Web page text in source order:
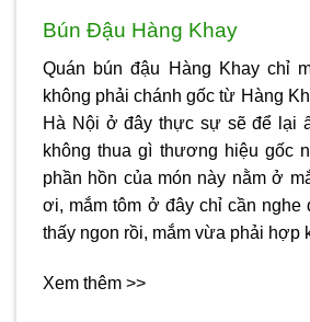
Bún Đậu Hàng Khay
Quán bún đậu Hàng Khay chỉ
không phải chánh gốc từ Hàng
Hà Nội ở đây thực sự sẽ để lại
không thua gì thương hiệu gốc
phần hồn của món này nằm ở
ơi, mắm tôm ở đây chỉ cần nghe
thấy ngon rồi, mắm vừa phải hợp
Xem thêm >>